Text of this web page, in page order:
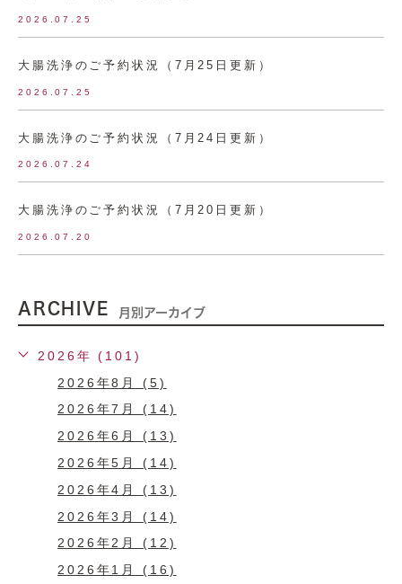
2026.07.25
大腸洗浄のご予約状況（7月25日更新）
2026.07.25
大腸洗浄のご予約状況（7月24日更新）
2026.07.24
大腸洗浄のご予約状況（7月20日更新）
2026.07.20
ARCHIVE 月別アーカイブ
2026年 (101)
2026年8月 (5)
2026年7月 (14)
2026年6月 (13)
2026年5月 (14)
2026年4月 (13)
2026年3月 (14)
2026年2月 (12)
2026年1月 (16)